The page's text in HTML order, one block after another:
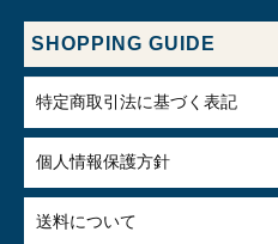
SHOPPING GUIDE
特定商取引法に基づく表記
個人情報保護方針
送料について